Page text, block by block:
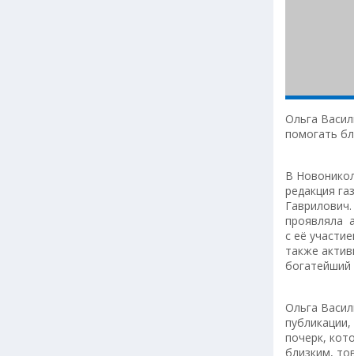
Ольга
помогать
В
редакция
проявляла
с её
также
Ольга
почерк,
близким,